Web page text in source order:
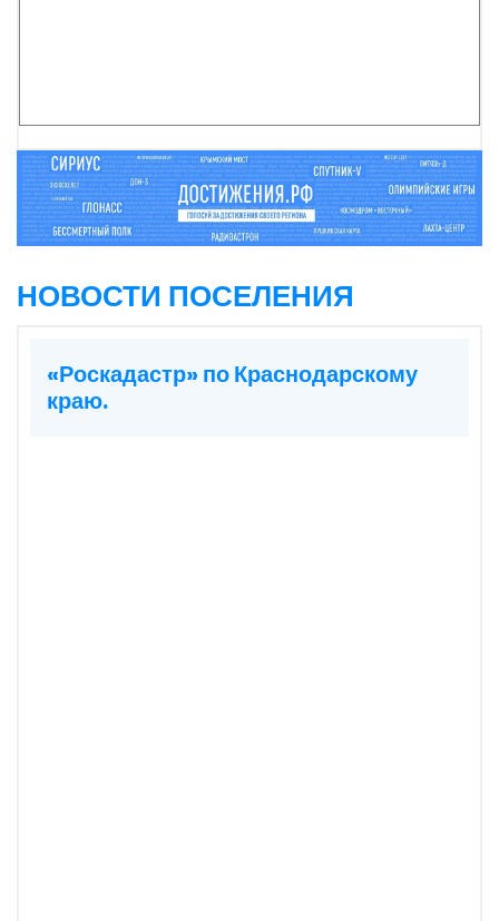
НОВОСТИ ПОСЕЛЕНИЯ
«Роскадастр» по Краснодарскому
краю.